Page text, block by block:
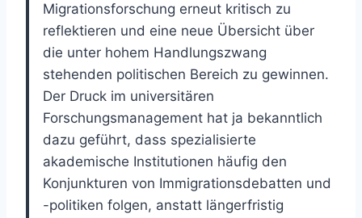
Migrationsforschung erneut kritisch zu
reflektieren und eine neue Übersicht über
die unter hohem Handlungszwang
stehenden politischen Bereich zu gewinnen.
Der Druck im universitären
Forschungsmanagement hat ja bekanntlich
dazu geführt, dass spezialisierte
akademische Institutionen häufig den
Konjunkturen von Immigrationsdebatten und
-politiken folgen, anstatt längerfristig